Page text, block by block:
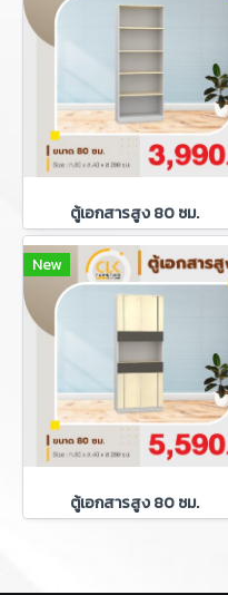
ตู้เอกสารสูง 80 ซม.
New
ตู้เอกสารสูง 80 ซม.